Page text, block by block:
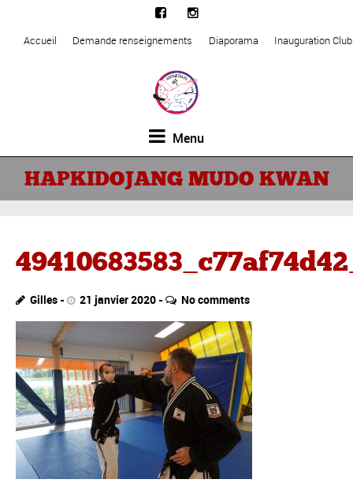
Accueil Demande renseignements Diaporama Inauguration
Menu
HAPKIDOJANG MUDO KWAN
Gilles 21 janvier 2020 No comments